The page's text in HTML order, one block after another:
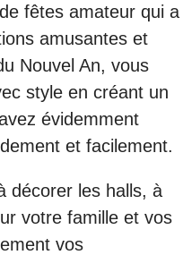
fêtes amateur qui a
amusantes et
Nouvel An, vous
style en créant un
évidemment
et facilement.
décorer les halls, à
votre famille et vos
vos